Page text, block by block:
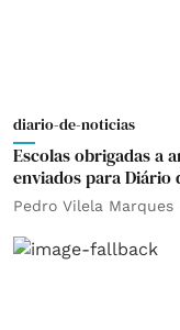
diario-de-noticias
Escolas obrigadas a
enviados para Diário
Pedro Vilela Marques